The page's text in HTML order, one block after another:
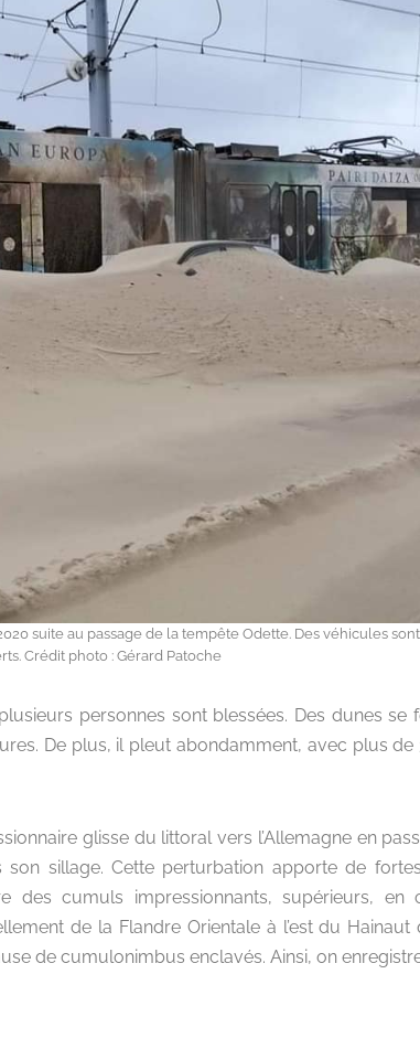
suite au passage de la tempête Odette. Des véhicules sont
Crédit photo : Gérard Patoche
personnes sont blessées. Des dunes se
De plus, il pleut abondamment, avec plus de
glisse du littoral vers l’Allemagne en
son sillage. Cette perturbation apporte de
cumuls impressionnants, supérieurs, en
de la Flandre Orientale à l’est du Hainaut
de cumulonimbus enclavés. Ainsi, on